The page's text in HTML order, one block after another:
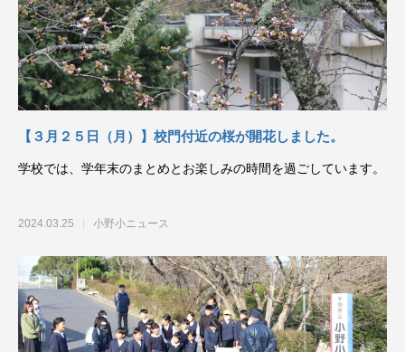
【３月２５日（月）】校門付近の桜が開花しました。
学校では、学年末のまとめとお楽しみの時間を過ごしています。
2024.03.25 小野小ニュース